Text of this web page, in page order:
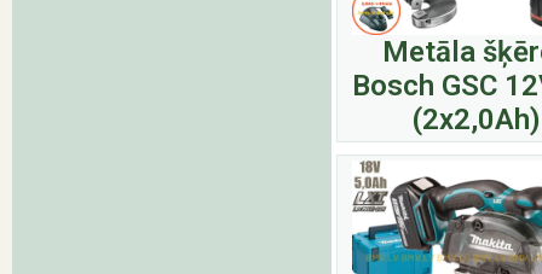
Metāla
Bosch GSC
(2x2,0Ah)